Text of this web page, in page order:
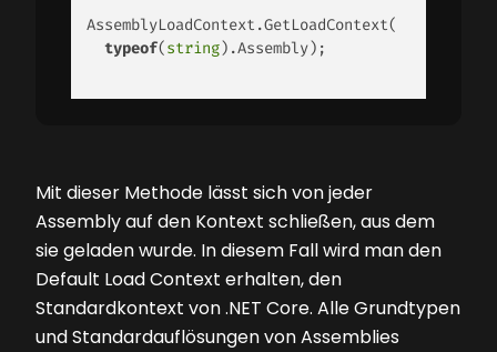
AssemblyLoadContext.GetLoadContext(
typeof(string).Assembly);
Mit dieser Methode lässt sich von jeder
Assembly auf den Kontext schließen, aus dem
sie geladen wurde. In diesem Fall wird man den
Default Load Context erhalten, den
Standardkontext von .NET Core. Alle Grundtypen
und Standardauflösungen von Assemblies